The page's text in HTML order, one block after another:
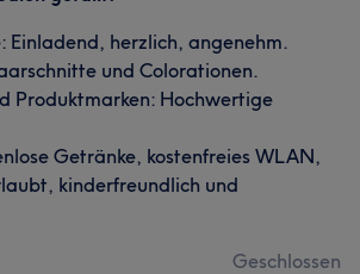
Einladend, herzlich, angenehm.
und Colorationen.
Produktmarken: Hochwertige
Getränke, kostenfreies WLAN,
kinderfreundlich und
Geschlossen